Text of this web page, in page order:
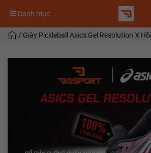
Danh mục
/ Giày Pickleball Asics Gel Resolution X